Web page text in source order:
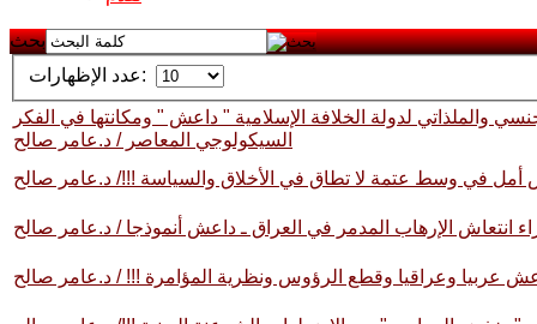
بحث
عدد الإظهارات:
والملذاتي لدولة الخلافة الإسلامية " داعش " ومكانتها في الفكر
السيكولوجي المعاصر / د.عامر صالح
أمل في وسط عتمة لا تطاق في الأخلاق والسياسة !!!/ د.عامر صالح
انتعاش الإرهاب المدمر في العراق ـ داعش أنموذجا / د.عامر صالح
عربيا وعراقيا وقطع الرؤوس ونظرية المؤامرة !!! / د.عامر صالح